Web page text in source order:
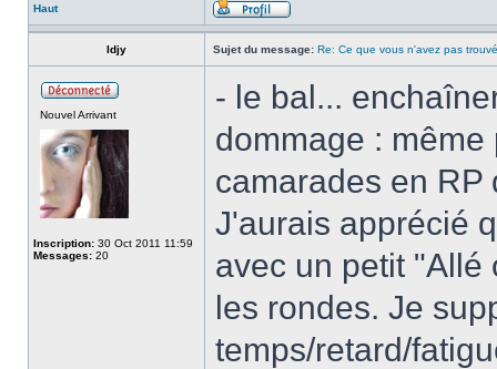
Haut
Idjy Sujet du message: Re: Ce que vous n'avez pas
Nouvel Arrivant
Inscription: 30 Oct 2011 11:59
Messages: 20
- le bal...
dommage :
camarades en
J'aurais apprécié
avec un petit "Allé
les rondes. Je
temps/retard/